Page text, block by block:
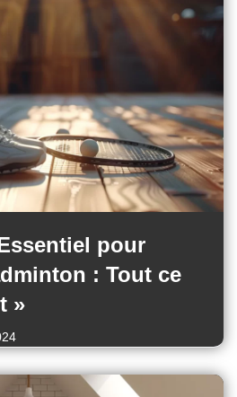
pour
: Tout ce
»